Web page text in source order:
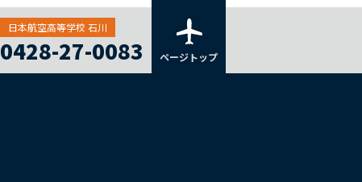
日本航空高等学校 石川
0428-27-0083 ページトップ